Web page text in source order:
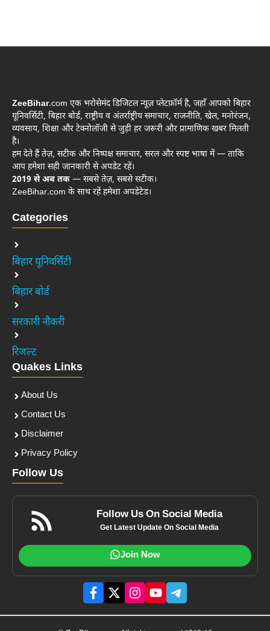
ZeeBihar.com एक भरोसेमंद डिजिटल न्यूज़ प्लेटफ़ॉर्म है, जहाँ आपको बिहार
यूनिवर्सिटी, बिहार बोर्ड, राष्ट्रीय व अंतर्राष्ट्रीय समाचार, राजनीति, खेल, मनोरंजन,
व्यवसाय, शिक्षा और टेक्नोलॉजी से जुड़ी हर जरूरी और प्रामाणिक खबर मिलती
है।
हम देते हैं तेज़, सटीक और निष्पक्ष समाचार, सरल और स्पष्ट भाषा में — ताकि
आप हमेशा सही जानकारी से अपडेट रहें।
2019 से अब तक — सबसे तेज़, सबसे सटीक।
ZeeBihar.com के साथ रहें हमेशा अपडेटेड।
Categories
बिहार यूनिवर्सिटी
बिहार बोर्ड
सरकारी नौकरी
रिजल्ट
Quakes Links
About Us
Contact Us
Disclaimer
Privacy Policy
Follow Us
Follow Us On Social Media
Get Latest Update On Social Media
Join Now